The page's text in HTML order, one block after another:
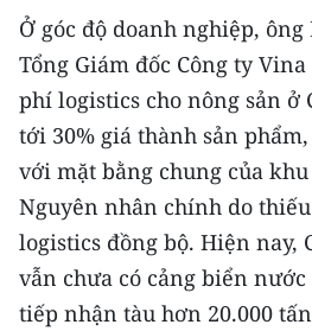
ESPAÑOL
한국어
Ở góc độ doanh nghiệp,
Tổng Giám đốc Công ty
phí logistics cho nông sản ở
tới 30% giá thành sản
với mặt bằng chung của
Nguyên nhân chính do
logistics đồng bộ. Hiện nay,
vẫn chưa có cảng biển
tiếp nhận tàu hơn 20.000